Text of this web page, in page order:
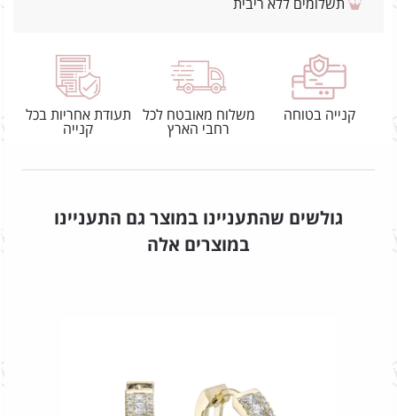
תשלומים ללא ריבית
קנייה בטוחה
משלוח מאובטח לכל
רחבי הארץ
תעודת אחריות בכל
קנייה
גולשים שהתעניינו במוצר גם התעניינו
במוצרים אלה